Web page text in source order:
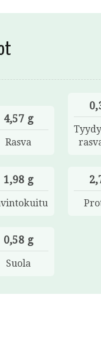
4,57 g
Rasva
1,98 g
0,58 g
Suola